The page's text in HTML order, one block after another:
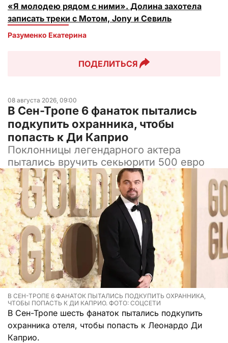
«Я молодею рядом с ними». Долина захотела
записать треки с Мотом, Jony и Севиль
Разуменко Екатерина
ПОДЕЛИТЬСЯ
08 августа 2026, 09:00
В Сен-Тропе 6 фанаток пытались
подкупить охранника, чтобы
попасть к Ди Каприо
Поклонницы легендарного актера
пытались вручить секьюрити 500 евро
В СЕН-ТРОПЕ 6 ФАНАТОК ПЫТАЛИСЬ ПОДКУПИТЬ ОХРАННИКА,
ЧТОБЫ ПОПАСТЬ К ДИ КАПРИО. ФОТО: СОЦСЕТИ
В Сен-Тропе шесть фанаток пытались подкупить
охранника отеля, чтобы попасть к Леонардо Ди
Каприо.